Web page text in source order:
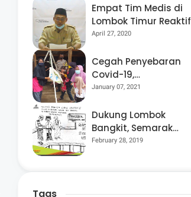
Berpeluang “Rebut”
Kursi Dapil 3
Empat Tim Medis di
Lombok Timur Reaktif
April 27, 2020
Cegah Penyebaran
Covid-19,
Bhabinkamtibmas
Kegiatan Posyandu
January 07, 2021
Dukung Lombok
Bangkit, Semarak
Pesta Rakyat
Seniman Di Lombok
February 28, 2019
Tags